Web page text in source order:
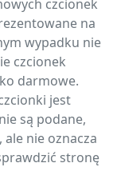
czcionek
na
wypadku nie
czcionek
darmowe.
jest
są podane,
nie oznacza
stronę